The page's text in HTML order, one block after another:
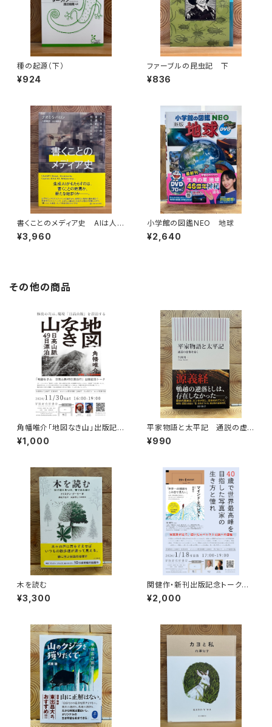
種の起源（下）
¥924
ファーブルの昆虫記 下
¥836
書くことのメディア史 AIは人間
の言語能力に何をもたらすのか
¥3,960
小学館の図鑑NEO 地球
¥2,640
その他の商品
角幡唯介「地図なき山」出版記念
トークイベント録画視聴権
¥1,000
平家物語と太平記 通説の虚
像を暴く
¥990
木を読む
¥3,300
関健作・新刊出版記念トークイ
ベント録画視聴権
¥2,000